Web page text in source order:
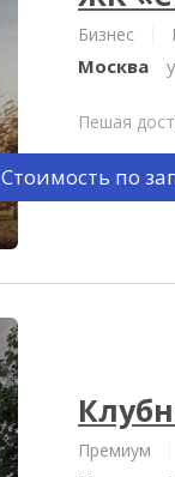
Бизнес
Москва
Пешая
Стоимость по
Премиум